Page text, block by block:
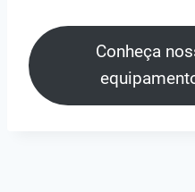
Conheça